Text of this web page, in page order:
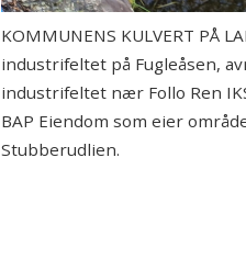
KOMMUNENS KULVERT PÅ
industrifeltet på Fugleåsen,
industrifeltet nær Follo Ren
BAP Eiendom som eier
Stubberudlien.